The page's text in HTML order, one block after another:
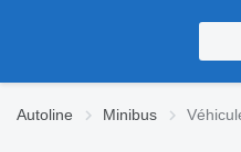
Autoline Minibus